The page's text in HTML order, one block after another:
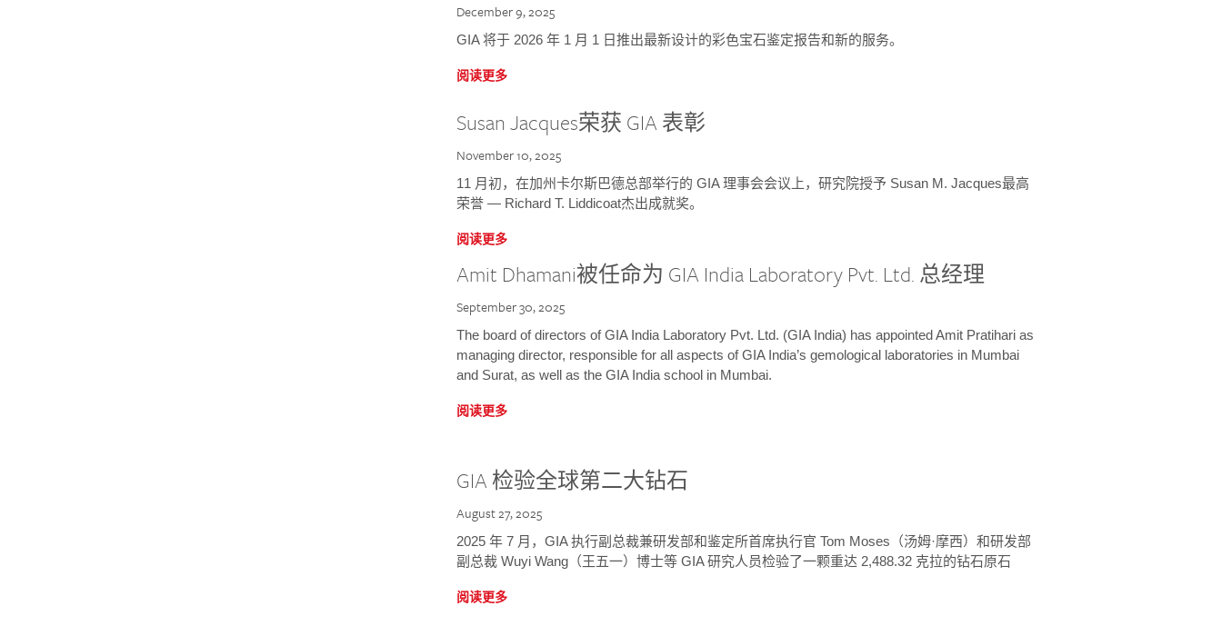
December 9, 2025
GIA 将于 2026 年 1 月 1 日推出最新设计的彩色宝石鉴定报告和新的服务。
阅读更多
Susan Jacques荣获 GIA 表彰
November 10, 2025
11 月初，在加州卡尔斯巴德总部举行的 GIA 理事会会议上，研究院授予 Susan M. Jacques最高
荣誉 — Richard T. Liddicoat杰出成就奖。
阅读更多
Amit Dhamani被任命为 GIA India Laboratory Pvt. Ltd. 总经理
September 30, 2025
The board of directors of GIA India Laboratory Pvt. Ltd. (GIA India) has appointed Amit Pratihari as
managing director, responsible for all aspects of GIA India’s gemological laboratories in Mumbai
and Surat, as well as the GIA India school in Mumbai.
阅读更多
GIA 检验全球第二大钻石
August 27, 2025
2025 年 7 月，GIA 执行副总裁兼研发部和鉴定所首席执行官 Tom Moses（汤姆·摩西）和研发部
副总裁 Wuyi Wang（王五一）博士等 GIA 研究人员检验了一颗重达 2,488.32 克拉的钻石原石
阅读更多